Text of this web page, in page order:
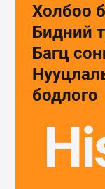
Холбоо
Бидний
Багц
бодлого